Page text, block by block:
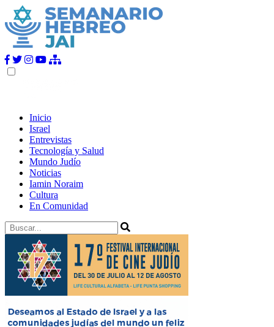
Inicio
Israel
Entrevistas
Tecnología y Salud
Mundo Judío
Noticias
Iamin Noraim
Cultura
En Comunidad